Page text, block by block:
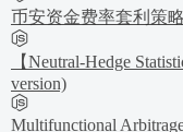
币安资金费率套利策
【Neutral-Hedge
version)
Multifunctional